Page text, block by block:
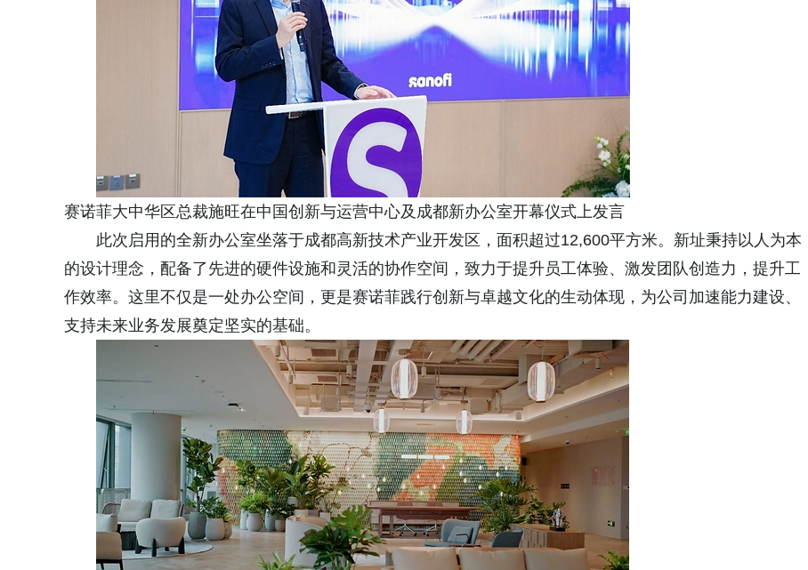
赛诺菲大中华区总裁施旺在中国创新与运营中心及成都新办公室开幕仪式上发言
此次启用的全新办公室坐落于成都高新技术产业开发区，面积超过12,600平方米。新址秉持以人为本
的设计理念，配备了先进的硬件设施和灵活的协作空间，致力于提升员工体验、激发团队创造力，提升工
作效率。这里不仅是一处办公空间，更是赛诺菲践行创新与卓越文化的生动体现，为公司加速能力建设、
支持未来业务发展奠定坚实的基础。